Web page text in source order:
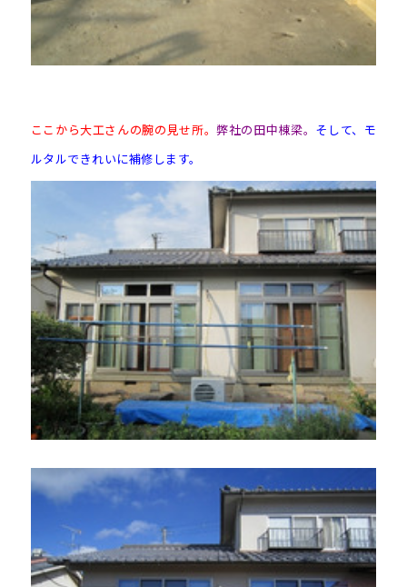
ここから大工さんの腕の見せ所。弊社の田中棟梁。 そして、モ
ルタルできれいに補修します。